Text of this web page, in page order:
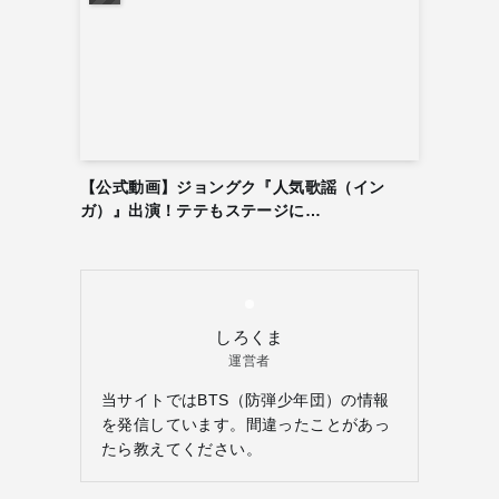
【公式動画】ジョングク『人気歌謡（イン
ガ）』出演！テテもステージに…
しろくま
運営者
当サイトではBTS（防弾少年団）の情報
を発信しています。間違ったことがあっ
たら教えてください。